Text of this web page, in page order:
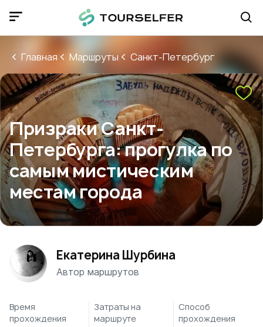
Главная Маршруты Санкт-Петербург
Призраки Санкт-
Петербурга: прогулка по
самым мистическим
местам города
Екатерина Шурбина
Автор маршрутов
Время
прохождения
Затраты на
маршруте
Способ
прохождения